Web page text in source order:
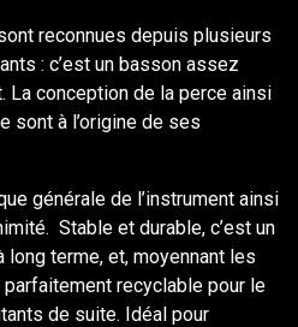
reconnues depuis plusieurs
: c’est un basson assez
La conception de la perce ainsi
sont à l’origine de ses
générale de l’instrument ainsi
Stable et durable, c’est un
terme, et, moyennant les
recyclable pour le
de suite. Idéal pour